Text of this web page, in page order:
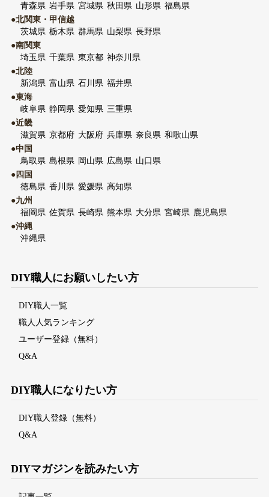
青森県 岩手県 宮城県 秋田県 山形県 福島県
●北関東・甲信越
茨城県 栃木県 群馬県 山梨県 長野県
●南関東
埼玉県 千葉県 東京都 神奈川県
●北陸
新潟県 富山県 石川県 福井県
●東海
岐阜県 静岡県 愛知県 三重県
●近畿
滋賀県 京都府 大阪府 兵庫県 奈良県 和歌山県
●中国
鳥取県 島根県 岡山県 広島県 山口県
●四国
徳島県 香川県 愛媛県 高知県
●九州
福岡県 佐賀県 長崎県 熊本県 大分県 宮崎県 鹿児島県
●沖縄
沖縄県
DIY職人にお願いしたい方
DIY職人一覧
職人人気ランキング
ユーザー登録（無料）
Q&A
DIY職人になりたい方
DIY職人登録（無料）
Q&A
DIYマガジンを読みたい方